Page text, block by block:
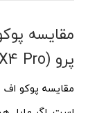
پرو (POCO F4 GT Vs POCO X4 Pro)